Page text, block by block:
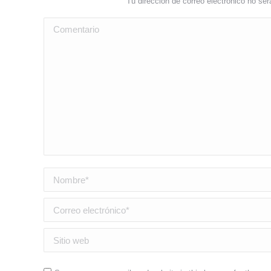
Comentario
Nombre *
Correo electrónico *
Sitio web